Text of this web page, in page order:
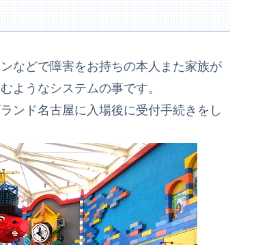
などで障害をお持ちの本人また家族が
ようなシステムの事です。
ンド名古屋に入場後に受付手続き をし